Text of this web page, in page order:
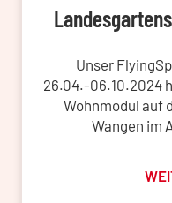
Unser
26.04.-06.10.2024
Wohnmodul auf
Wangen im